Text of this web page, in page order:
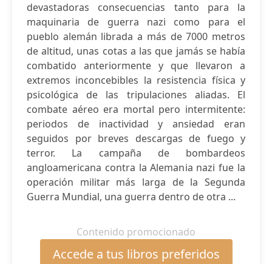
devastadoras consecuencias tanto para la
maquinaria de guerra nazi como para el
pueblo alemán librada a más de 7000 metros
de altitud, unas cotas a las que jamás se había
combatido anteriormente y que llevaron a
extremos inconcebibles la resistencia física y
psicológica de las tripulaciones aliadas. El
combate aéreo era mortal pero intermitente:
periodos de inactividad y ansiedad eran
seguidos por breves descargas de fuego y
terror. La campaña de bombardeos
angloamericana contra la Alemania nazi fue la
operación militar más larga de la Segunda
Guerra Mundial, una guerra dentro de otra ...
Contenido promocionado
Accede a tus libros preferidos